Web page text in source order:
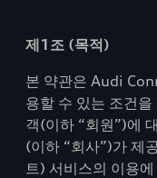
제1조 (목적)
본 약관은 Audi
용할 수 있는 조건
객(이하 “회원”)에
(이하 “회사”)가 제
트) 서비스의 이용